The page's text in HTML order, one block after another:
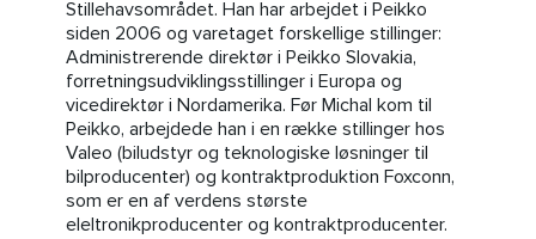
Stillehavsområdet. Han har arbejdet i Peikko
siden 2006 og varetaget forskellige stillinger:
Administrerende direktør i Peikko Slovakia,
forretningsudviklingsstillinger i Europa og
vicedirektør i Nordamerika. Før Michal kom til
Peikko, arbejdede han i en række stillinger hos
Valeo (biludstyr og teknologiske løsninger til
bilproducenter) og kontraktproduktion Foxconn,
som er en af verdens største
eleltronikproducenter og kontraktproducenter.